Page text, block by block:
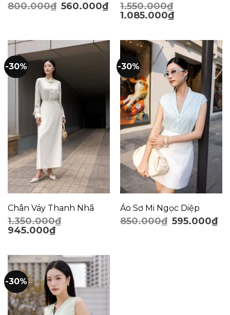
800.000₫ 560.000₫ 1.550.000₫
1.085.000₫
-30%
Chân Váy Thanh Nhã
1.350.000₫
945.000₫
-30%
Áo Sơ Mi Ngọc Diệp
850.000₫ 595.000₫
-30%